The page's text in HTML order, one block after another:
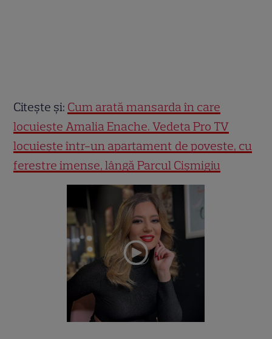
Citește și: Cum arată mansarda în care
locuiește Amalia Enache. Vedeta Pro TV
locuiește într-un apartament de poveste, cu
ferestre imense, lângă Parcul Cișmigiu